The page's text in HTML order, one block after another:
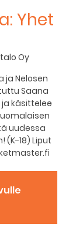
Yhet
Oy
ja Nelosen
Saana
käsittelee
uudessa
18) Liput